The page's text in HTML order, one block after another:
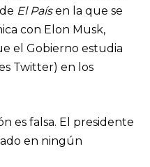
El Paísen la que se
con Elon Musk,
el Gobierno estudia
Twitter) en los
es falsa. El presidente
en ningún